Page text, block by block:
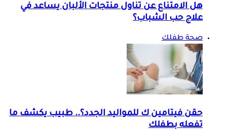
هل الامتناع عن تناول منتجات الألبان يساعد في
علاج حب الشباب؟
صحة طفلك
حقن فيتامين ك للمواليد الجدد؟.. طبيب يكشف ما
تفعله بطفلك